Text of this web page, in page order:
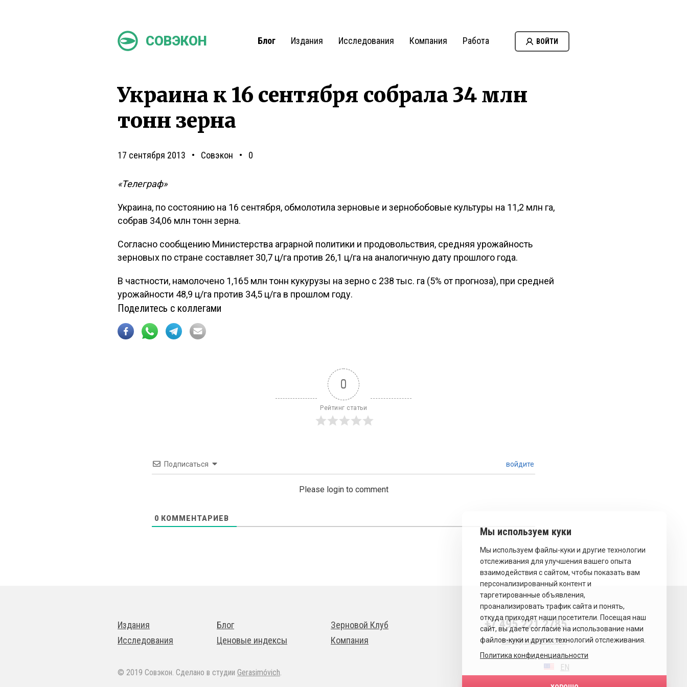
СОВЭКОН Блог Издания Исследования Компания Работа ВОЙТИ
Украина к 16 сентября собрала 34 млн
тонн зерна
17 сентября 2013 Совэкон 0
«Телеграф»
Украина, по состоянию на 16 сентября, обмолотила зерновые и зернобобовые культуры на 11,2 млн га,
собрав 34,06 млн тонн зерна.
Согласно сообщению Министерства аграрной политики и продовольствия, средняя урожайность
зерновых по стране составляет 30,7 ц/га против 26,1 ц/га на аналогичную дату прошлого года.
В частности, намолочено 1,165 млн тонн кукурузы на зерно с 238 тыс. га (5% от прогноза), при средней
урожайности 48,9 ц/га против 34,5 ц/га в прошлом году.
Поделитесь с коллегами
0
Рейтинг статьи
Подписаться войдите
Please login to comment
0 КОММЕНТАРИЕВ
Издания
Исследования
Блог
Ценовые индексы
Зерновой Клуб
Компания
+7 495 221 2785
sales@sovecon.com
EN
© 2019 Совэкон. Сделано в студии Gerasimóvich.
Политика конфиденциальности